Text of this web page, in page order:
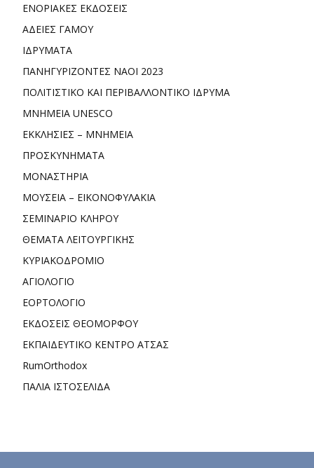
ΕΝΟΡΙΑΚΕΣ ΕΚΔΟΣΕΙΣ
ΑΔΕΙΕΣ ΓΑΜΟΥ
ΙΔΡΥΜΑΤΑ
ΠΑΝΗΓΥΡΙΖΟΝΤΕΣ ΝΑΟΙ 2023
ΠΟΛΙΤΙΣΤΙΚΟ ΚΑΙ ΠΕΡΙΒΑΛΛΟΝΤΙΚΟ ΙΔΡΥΜΑ
ΜΝΗΜΕΙΑ UNESCO
ΕΚΚΛΗΣΙΕΣ – ΜΝΗΜΕΙΑ
ΠΡΟΣΚΥΝΗΜΑΤΑ
ΜΟΝΑΣΤΗΡΙΑ
ΜΟΥΣΕΙΑ – ΕΙΚΟΝΟΦΥΛΑΚΙΑ
ΣΕΜΙΝΑΡΙΟ ΚΛΗΡΟΥ
ΘΕΜΑΤΑ ΛΕΙΤΟΥΡΓΙΚΗΣ
ΚΥΡΙΑΚΟΔΡΟΜΙΟ
ΑΓΙΟΛΟΓΙΟ
ΕΟΡΤΟΛΟΓΙΟ
ΕΚΔΟΣΕΙΣ ΘΕΟΜΟΡΦΟΥ
ΕΚΠΑΙΔΕΥΤΙΚΟ ΚΕΝΤΡΟ ΑΤΣΑΣ
RumOrthodox
ΠΑΛΙΑ ΙΣΤΟΣΕΛΙΔΑ